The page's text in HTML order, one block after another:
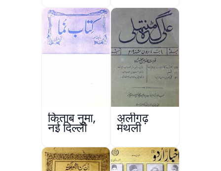
किताब नुमा,
नई दिल्ली
अलीगढ़
मंथली